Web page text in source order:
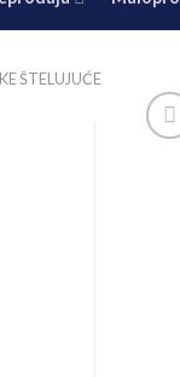
ŠTELUJUĆE